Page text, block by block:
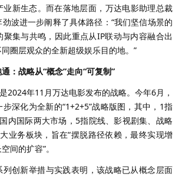
业新生态。而在落地层面，万达电影助理总裁
波进一步阐释了具体路径：“我们坚信场景的
集与共鸣，因此重点从IP联动与内容融合出
圈层观众的全新超级娱乐目的地。”
：战略从“概念”走向“可复制”
2024年11月万达电影发布的战略。今年6月，
深化为全新的“1+2+5”战略版图，其中，1指
内国际两大市场，5指院线、影视剧集、战略
业务板块，旨在“摆脱路径依赖，最终实现增
间的扩容”。
列创新举措与实践表明，该战略已从概念层面